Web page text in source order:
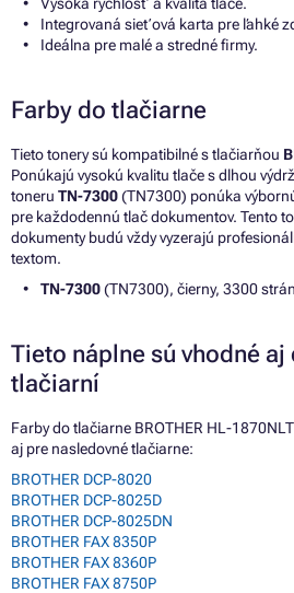
Integrovaná sieťová karta pre ľahké
Ideálna pre malé a stredné firmy.
Farby do tlačiarne
Tieto tonery sú kompatibilné s tlačiarňou
Ponúkajú vysokú kvalitu tlače s dlhou
toneru TN-7300(TN7300) ponúka
pre každodennú tlač dokumentov. Tento
dokumenty budú vždy vyzerajú
textom.
TN-7300(TN7300), čierny, 3300 strán
Tieto náplne sú vhodné
tlačiarní
Farby do tlačiarne BROTHER HL-
aj pre nasledovné tlačiarne:
BROTHER DCP-8020
BROTHER DCP-8025D
BROTHER DCP-8025DN
BROTHER FAX 8350P
BROTHER FAX 8360P
BROTHER FAX 8750P